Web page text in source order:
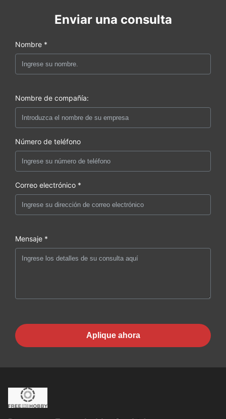
Enviar una consulta
Nombre *
Nombre de compañía:
Número de teléfono
Correo electrónico *
Mensaje *
Aplique ahora